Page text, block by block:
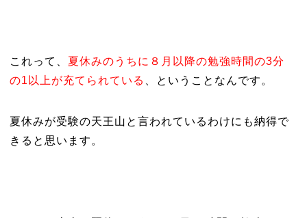
これって、 夏休みのうちに８月以降の勉強時間の3分
の1以上が充てられている
、ということなんです。
夏休みが受験の天王山と言われているわけにも納得で
きると思います。